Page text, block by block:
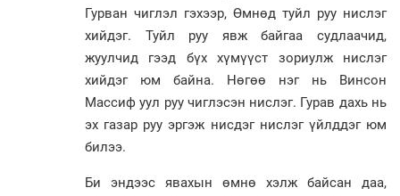
Гурван чиглэл гэхээр, Өмнөд туйл руу нислэг
хийдэг. Туйл руу явж байгаа судлаачид,
жуулчид гээд бүх хүмүүст зориулж нислэг
хийдэг юм байна. Нөгөө нэг нь Винсон
Массиф уул руу чиглэсэн нислэг. Гурав дахь нь
эх газар руу эргэж нисдэг нислэг үйлддэг юм
билээ.
Би эндээс явахын өмнө хэлж байсан даа,